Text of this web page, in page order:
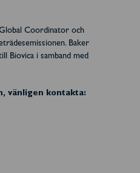
Coordinator och
Baker
Biovica i samband med
vänligen kontakta: